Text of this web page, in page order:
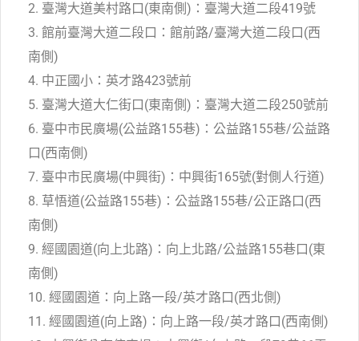
2. 臺灣大道美村路口(東南側)：臺灣大道二段419號
3. 館前臺灣大道二段口：館前路/臺灣大道二段口(西
南側)
4. 中正國小：英才路423號前
5. 臺灣大道大仁街口(東南側)：臺灣大道二段250號前
6. 臺中市民廣場(公益路155巷)：公益路155巷/公益路
口(西南側)
7. 臺中市民廣場(中興街)：中興街165號(對側人行道)
8. 草悟道(公益路155巷)：公益路155巷/公正路口(西
南側)
9. 經國園道(向上北路)：向上北路/公益路155巷口(東
南側)
10. 經國園道：向上路一段/英才路口(西北側)
11. 經國園道(向上路)：向上路一段/英才路口(西南側)